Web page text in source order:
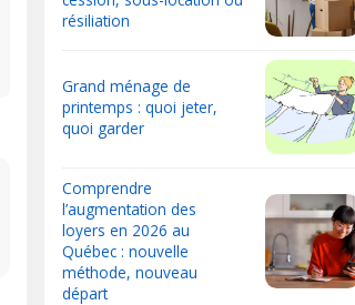
résiliation
Grand ménage de
printemps : quoi jeter,
quoi garder
Comprendre
l’augmentation des
loyers en 2026 au
Québec : nouvelle
méthode, nouveau
départ